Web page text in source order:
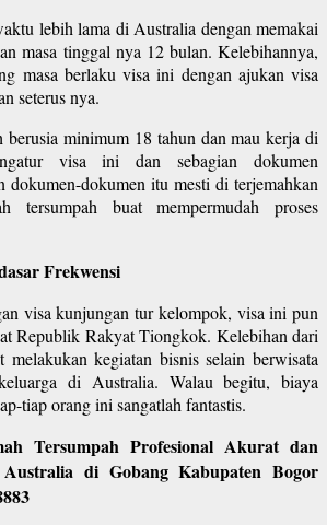
lebih lama di Australia dengan memakai
masa tinggal nya 12 bulan. Kelebihannya,
masa berlaku visa ini dengan ajukan visa
seterus nya.
minimum 18 tahun dan mau kerja di
visa ini dan sebagian dokumen
dokumen-dokumen itu mesti di terjemahkan
tersumpah buat mempermudah proses
Frekwensi
visa kunjungan tur kelompok, visa ini pun
Republik Rakyat Tiongkok. Kelebihan dari
kegiatan bisnis selain berwisata
di Australia. Walau begitu, biaya
tiap orang ini sangatlah fantastis.
Tersumpah Profesional Akurat dan
di Gobang Kabupaten Bogor